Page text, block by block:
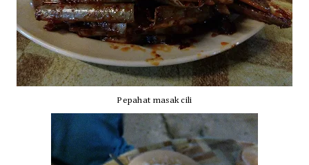
Pepahat masak cili